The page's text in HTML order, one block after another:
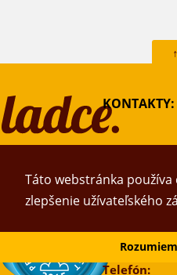
Táto webstránka používa
zlepšenie užívateľského
↑
KONTAKTY:
Obec Ladce
018 63 Ladce
Telefón: